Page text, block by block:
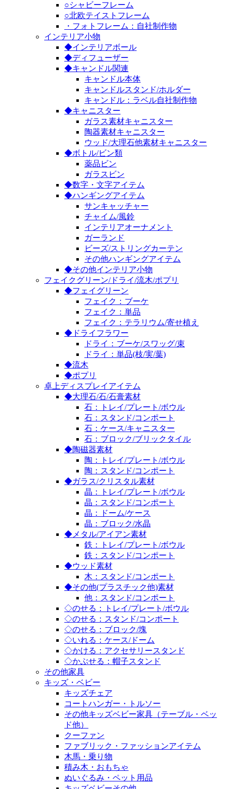
○シャビーフレーム
○北欧テイストフレーム
・フォトフレーム：自社制作物
インテリア小物
◆インテリアボール
◆ディフューザー
◆キャンドル関連
キャンドル本体
キャンドルスタンド/ホルダー
キャンドル：ラベル自社制作物
◆キャニスター
ガラス素材キャニスター
陶器素材キャニスター
ウッド/大理石他素材キャニスター
◆ボトル/ビン類
薬品ビン
ガラスビン
◆数字・文字アイテム
◆ハンギングアイテム
サンキャッチャー
チャイム/風鈴
インテリアオーナメント
ガーランド
ビーズ/ストリングカーテン
その他ハンギングアイテム
◆その他インテリア小物
フェイクグリーン/ドライ/流木/ポプリ
◆フェイグリーン
フェイク：ブーケ
フェイク：単品
フェイク：テラリウム/寄せ植え
◆ドライフラワー
ドライ：ブーケ/スワッグ/束
ドライ：単品(枝/実/葉)
◆流木
◆ポプリ
卓上ディスプレイアイテム
◆大理石/石/石膏素材
石：トレイ/プレート/ボウル
石：スタンド/コンポート
石：ケース/キャニスター
石：ブロック/ブリックタイル
◆陶磁器素材
陶：トレイ/プレート/ボウル
陶：スタンド/コンポート
◆ガラス/クリスタル素材
晶：トレイ/プレート/ボウル
晶：スタンド/コンポート
晶：ドーム/ケース
晶：ブロック/水晶
◆メタル/アイアン素材
鉄：トレイ/プレート/ボウル
鉄：スタンド/コンポート
◆ウッド素材
木：スタンド/コンポート
◆その他(プラスチック他)素材
他：スタンド/コンポート
◇のせる：トレイ/プレート/ボウル
◇のせる：スタンド/コンポート
◇のせる：ブロック/塊
◇いれる：ケース/ドーム
◇かける：アクセサリースタンド
◇かぶせる：帽子スタンド
その他家具
キッズ・ベビー
キッズチェア
コートハンガー・トルソー
その他キッズベビー家具（テーブル・ベッ
ド他）
クーファン
ファブリック・ファッションアイテム
木馬・乗り物
積み木・おもちゃ
ぬいぐるみ・ペット用品